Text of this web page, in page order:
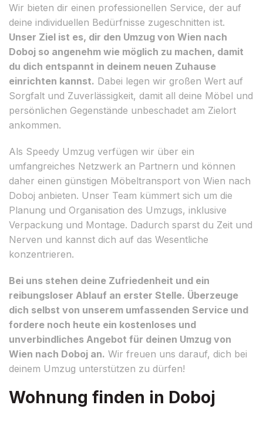
Wir bieten dir einen professionellen Service, der auf
deine individuellen Bedürfnisse zugeschnitten ist.
Unser Ziel ist es, dir den Umzug von Wien nach
Doboj so angenehm wie möglich zu machen, damit
du dich entspannt in deinem neuen Zuhause
einrichten kannst. Dabei legen wir großen Wert auf
Sorgfalt und Zuverlässigkeit, damit all deine Möbel und
persönlichen Gegenstände unbeschadet am Zielort
ankommen.
Als Speedy Umzug verfügen wir über ein
umfangreiches Netzwerk an Partnern und können
daher einen günstigen Möbeltransport von Wien nach
Doboj anbieten. Unser Team kümmert sich um die
Planung und Organisation des Umzugs, inklusive
Verpackung und Montage. Dadurch sparst du Zeit und
Nerven und kannst dich auf das Wesentliche
konzentrieren.
Bei uns stehen deine Zufriedenheit und ein
reibungsloser Ablauf an erster Stelle. Überzeuge
dich selbst von unserem umfassenden Service und
fordere noch heute ein kostenloses und
unverbindliches Angebot für deinen Umzug von
Wien nach Doboj an. Wir freuen uns darauf, dich bei
deinem Umzug unterstützen zu dürfen!
Wohnung finden in Doboj